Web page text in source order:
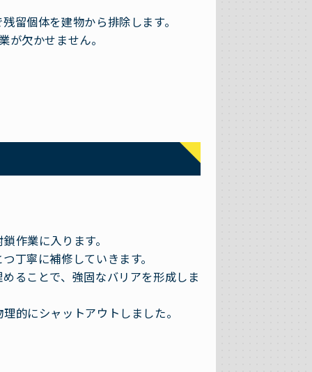
留個体を建物から排除します。
欠かせません。
作業に入ります。
丁寧に補修していきます。
ることで、強固なバリアを形成しま
的にシャットアウトしました。